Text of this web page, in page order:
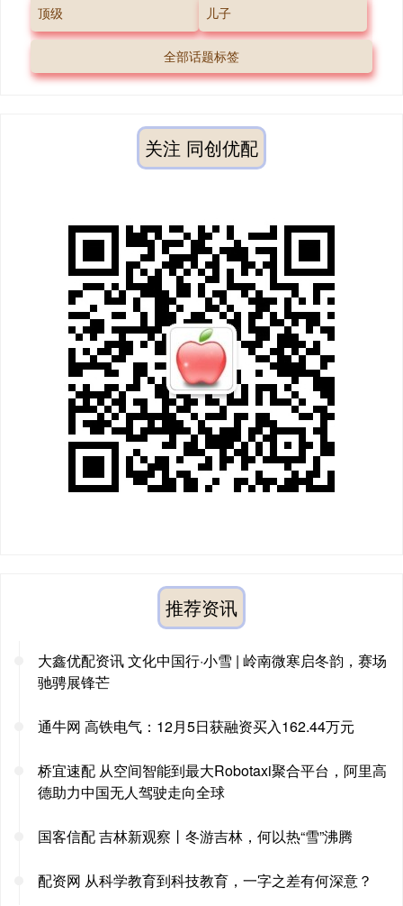
顶级 儿子
全部话题标签
关注 同创优配
推荐资讯
大鑫优配资讯 文化中国行·小雪 | 岭南微寒启冬韵，赛场
驰骋展锋芒
通牛网 高铁电气：12月5日获融资买入162.44万元
桥宜速配 从空间智能到最大Robotaxi聚合平台，阿里高
德助力中国无人驾驶走向全球
国客信配 吉林新观察丨冬游吉林，何以热“雪”沸腾
配资网 从科学教育到科技教育，一字之差有何深意？